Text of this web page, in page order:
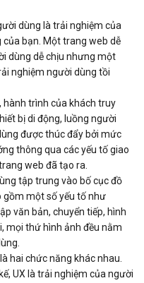
dùng là trải nghiệm của
bạn. Một trang web dễ
dùng dễ chịu nhưng một
nghiệm người dùng tồi
hành trình của khách truy
bị di động, luồng người
được thúc đẩy bởi mức
thông qua các yếu tố giao
web đã tạo ra.
tập trung vào bố cục đồ
gồm một số yếu tố như
văn bản, chuyển tiếp, hình
mọi thứ hình ảnh đều nằm
hai chức năng khác nhau.
UX là trải nghiệm của người